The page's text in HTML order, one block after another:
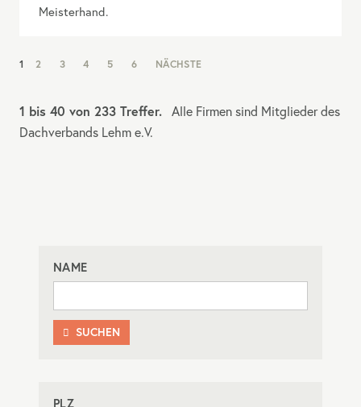
Meisterhand.
NAV:
1 2 3 4 5 6 NÄCHSTE
1 bis 40 von 233 Treffer. Alle Firmen sind Mitglieder des
Dachverbands Lehm e.V.
NAME
 SUCHEN
PLZ